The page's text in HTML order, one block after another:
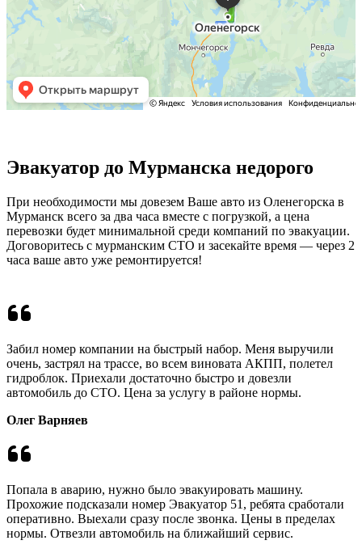
Эвакуатор до Мурманска недорого
При необходимости мы довезем Ваше авто из Оленегорска в
Мурманск всего за два часа вместе с погрузкой, а цена
перевозки будет минимальной среди компаний по эвакуации.
Договоритесь с мурманским СТО и засекайте время — через 2
часа ваше авто уже ремонтируется!
Забил номер компании на быстрый набор. Меня выручили
очень, застрял на трассе, во всем виновата АКПП, полетел
гидроблок. Приехали достаточно быстро и довезли
автомобиль до СТО. Цена за услугу в районе нормы.
Олег Варняев
Попала в аварию, нужно было эвакуировать машину.
Прохожие подсказали номер Эвакуатор 51, ребята сработали
оперативно. Выехали сразу после звонка. Цены в пределах
нормы. Отвезли автомобиль на ближайший сервис.